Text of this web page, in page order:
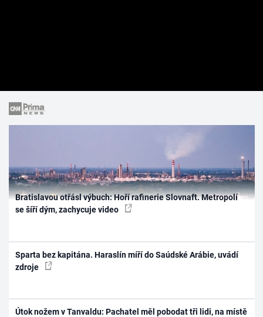
Bratislavou otřásl výbuch: Hoří rafinerie Slovnaft. Metropolí
se šíří dým, zachycuje video
Sparta bez kapitána. Haraslín míří do Saúdské Arábie, uvádí
zdroje
Útok nožem v Tanvaldu: Pachatel měl pobodat tři lidi, na místě